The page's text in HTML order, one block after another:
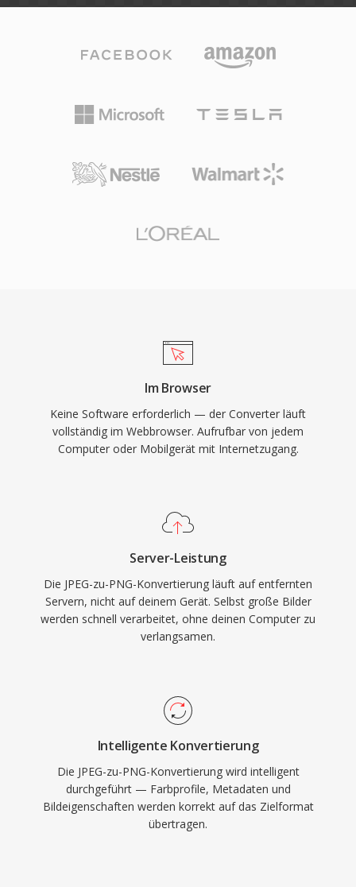
Im Browser
Keine Software erforderlich — der Converter läuft
vollständig im Webbrowser. Aufrufbar von jedem
Computer oder Mobilgerät mit Internetzugang.
Server-Leistung
Die JPEG-zu-PNG-Konvertierung läuft auf entfernten
Servern, nicht auf deinem Gerät. Selbst große Bilder
werden schnell verarbeitet, ohne deinen Computer zu
verlangsamen.
Intelligente Konvertierung
Die JPEG-zu-PNG-Konvertierung wird intelligent
durchgeführt — Farbprofile, Metadaten und
Bildeigenschaften werden korrekt auf das Zielformat
übertragen.